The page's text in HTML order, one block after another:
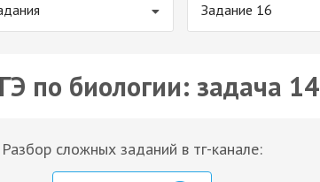
Задание 16
по биологии: задача 14
Разбор сложных заданий в тг-канале: